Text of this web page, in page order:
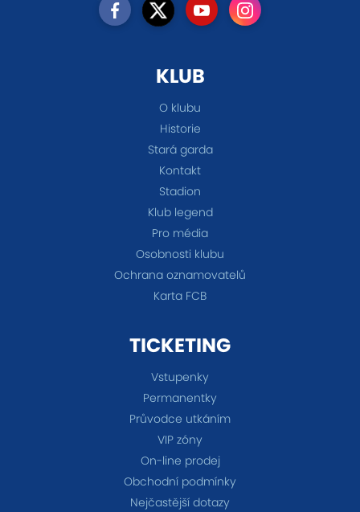
KLUB
O klubu
Historie
Stará garda
Kontakt
Stadion
Klub legend
Pro média
Osobnosti klubu
Ochrana oznamovatelů
Karta FCB
TICKETING
Vstupenky
Permanentky
Průvodce utkáním
VIP zóny
On-line prodej
Obchodní podmínky
Nejčastější dotazy